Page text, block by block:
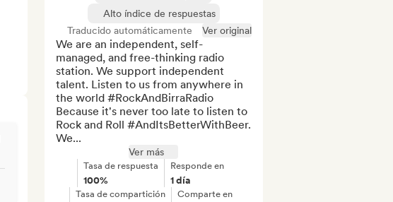
Alto índice de respuestas
Traducido automáticamente
Ver original
We are an independent, self-
managed, and free-thinking radio
station. We support independent
talent. Listen to us from anywhere in
the world #RockAndBirraRadio
Because it's never too late to listen to
Rock and Roll #AndItsBetterWithBeer.
We...
Ver más
Tasa de respuesta
100%
Responde en
1 día
Tasa de compartición Comparte en